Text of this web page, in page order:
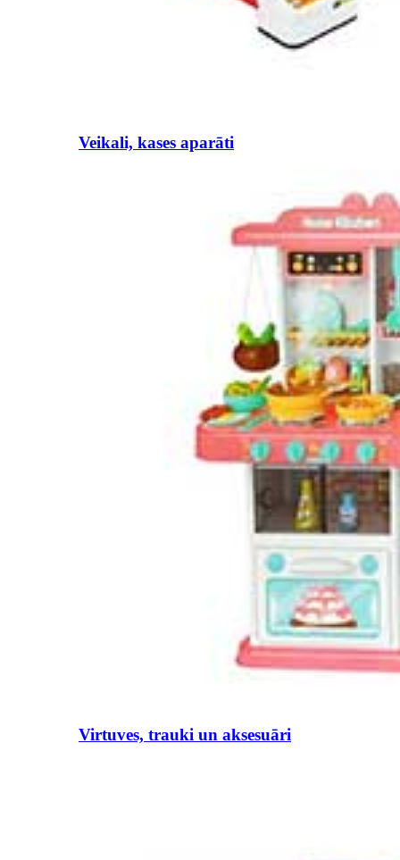
Veikali, kases aparāti
Virtuves, trauki un aksesuāri